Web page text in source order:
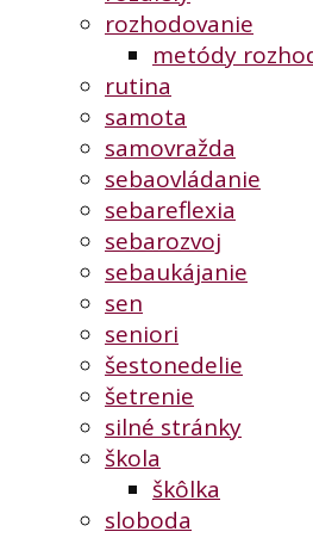
rozhodovanie
metódy
rutina
samota
samovražda
sebaovládanie
sebareflexia
sebarozvoj
sebaukájanie
sen
seniori
šestonedelie
šetrenie
silné stránky
škola
škôlka
sloboda